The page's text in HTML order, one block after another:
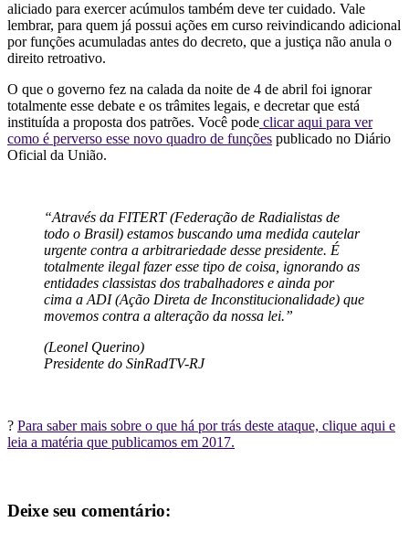
aliciado para exercer acúmulos também deve ter cuidado. Vale
lembrar, para quem já possui ações em curso reivindicando adicional
por funções acumuladas antes do decreto, que a justiça não anula o
direito retroativo.
O que o governo fez na calada da noite de 4 de abril foi ignorar
totalmente esse debate e os trâmites legais, e decretar que está
instituída a proposta dos patrões. Você pode clicar aqui para ver
como é perverso esse novo quadro de funções publicado no Diário
Oficial da União.
“Através da FITERT (Federação de Radialistas de
todo o Brasil) estamos buscando uma medida cautelar
urgente contra a arbitrariedade desse presidente. É
totalmente ilegal fazer esse tipo de coisa, ignorando as
entidades classistas dos trabalhadores e ainda por
cima a ADI (Ação Direta de Inconstitucionalidade) que
movemos contra a alteração da nossa lei.”
(Leonel Querino)
Presidente do SinRadTV-RJ
? Para saber mais sobre o que há por trás deste ataque, clique aqui e
leia a matéria que publicamos em 2017.
Deixe seu comentário: